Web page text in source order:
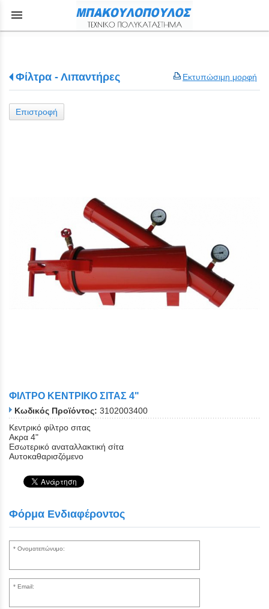
menu
Εκτυπώσιμη μορφή
Φίλτρα - Λιπαντήρες
Επιστροφή
ΦΙΛΤΡΟ ΚΕΝΤΡΙΚΟ ΣΙΤΑΣ 4"
Κωδικός Προϊόντος: 3102003400
Κεντρικό φίλτρο σιτας
Ακρα 4"
Εσωτερικό αναταλλακτική σίτα
Αυτοκαθαρισζόμενο
Φόρμα Ενδιαφέροντος
Ονοματεπώνυμο:
Email: